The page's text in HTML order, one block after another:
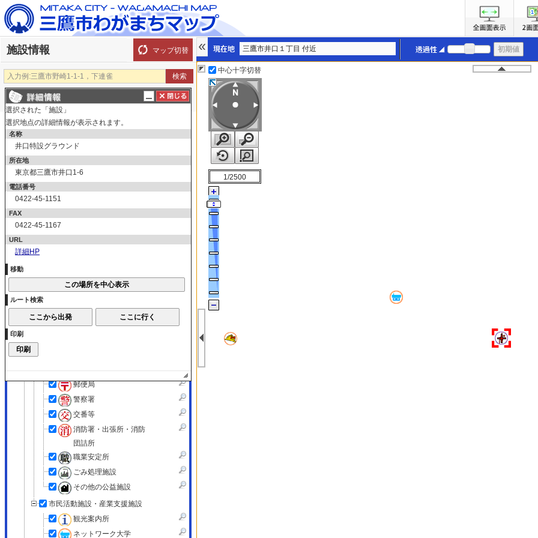
施設情報 マップ切替
探す ルート
表示切替 全て選択
施設
市役所・市政窓口等
市役所・市政窓口
教育センター
その他の市の施設
各種相談所
市営住宅
市の施設以外の官公庁等
国および都道府県関連
税務署
郵便局
警察署
交番等
消防署・出張所・消防
団詰所
職業安定所
ごみ処理施設
その他の公益施設
市民活動施設・産業支援施設
観光案内所
ネットワーク大学
三鷹市井口１丁目 付近
中心十字切替
1/2500
選択された「施設」
選択地点の詳細情報が表示されます。
名称
井口特設グラウンド
所在地
東京都三鷹市井口1-6
電話番号
0422-45-1151
FAX
0422-45-1167
URL
詳細HP
移動
ルート検索
印刷